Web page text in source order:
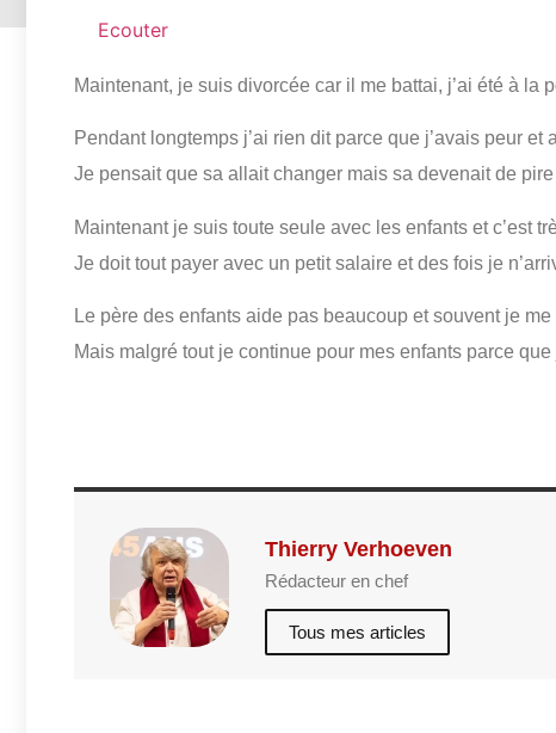
Ecouter
Maintenant, je suis divorcée car il me battai, j’ai été à
Pendant longtemps j’ai rien dit parce que j’avais peur et
Je pensait que sa allait changer mais sa devenait de
Maintenant je suis toute seule avec les enfants et c’est
Je doit tout payer avec un petit salaire et des fois je
Le père des enfants aide pas beaucoup et souvent je
Mais malgré tout je continue pour mes enfants parce
Thierry Verhoeven
Rédacteur en chef
Tous mes articles